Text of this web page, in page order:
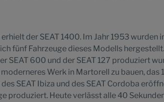
der SEAT 1400. Im Jahr 1953 wurden
fünf Fahrzeuge dieses Modells
SEAT 600 und der SEAT 127 produziert
Werk in Martorell zu bauen, das
SEAT Ibiza und des SEAT Cordoba
produziert. Heute verlässt alle 40